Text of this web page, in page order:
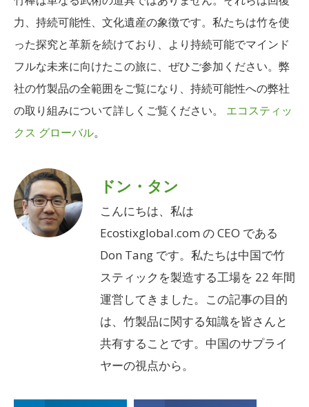
力、持続可能性、文化遺産の象徴です。私たちは竹を使
った探究と革新を続けており、より持続可能でマインド
フルな未来に向けたこの旅に、ぜひご参加ください。弊
社の竹製品の全範囲をご覧になり、持続可能性への弊社
の取り組みについて詳しくご覧ください。 エコスティッ
クス グローバル。
ドン・タン
こんにちは、私は
Ecostixglobal.com の CEO である
Don Tang です。私たちは中国で竹
スティックを製造する工場を 22 年間
運営してきました。この記事の目的
は、竹製品に関する知識を皆さんと
共有することです。中国のサプライ
ヤーの視点から。